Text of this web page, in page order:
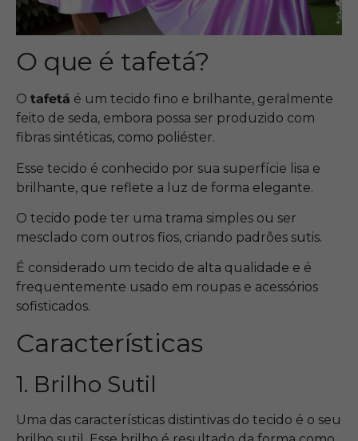
O que é tafetá?
O tafetá é um tecido fino e brilhante, geralmente
feito de seda, embora possa ser produzido com
fibras sintéticas, como poliéster.
Esse tecido é conhecido por sua superfície lisa e
brilhante, que reflete a luz de forma elegante.
O tecido pode ter uma trama simples ou ser
mesclado com outros fios, criando padrões sutis.
É considerado um tecido de alta qualidade e é
frequentemente usado em roupas e acessórios
sofisticados.
Características
1. Brilho Sutil
Uma das características distintivas do tecido é o seu